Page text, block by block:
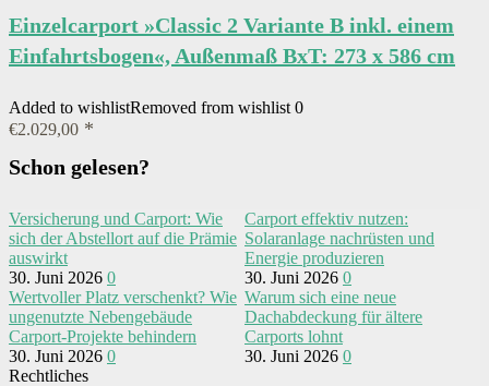
Einzelcarport »Classic 2 Variante B inkl. einem
Einfahrtsbogen«, Außenmaß BxT: 273 x 586 cm
Added to wishlistRemoved from wishlist 0
€2.029,00
Schon gelesen?
Versicherung und Carport: Wie
sich der Abstellort auf die Prämie
auswirkt
30. Juni 2026 0
Carport effektiv nutzen:
Solaranlage nachrüsten und
Energie produzieren
30. Juni 2026 0
Wertvoller Platz verschenkt? Wie
ungenutzte Nebengebäude
Carport-Projekte behindern
30. Juni 2026 0
Warum sich eine neue
Dachabdeckung für ältere
Carports lohnt
30. Juni 2026 0
Rechtliches